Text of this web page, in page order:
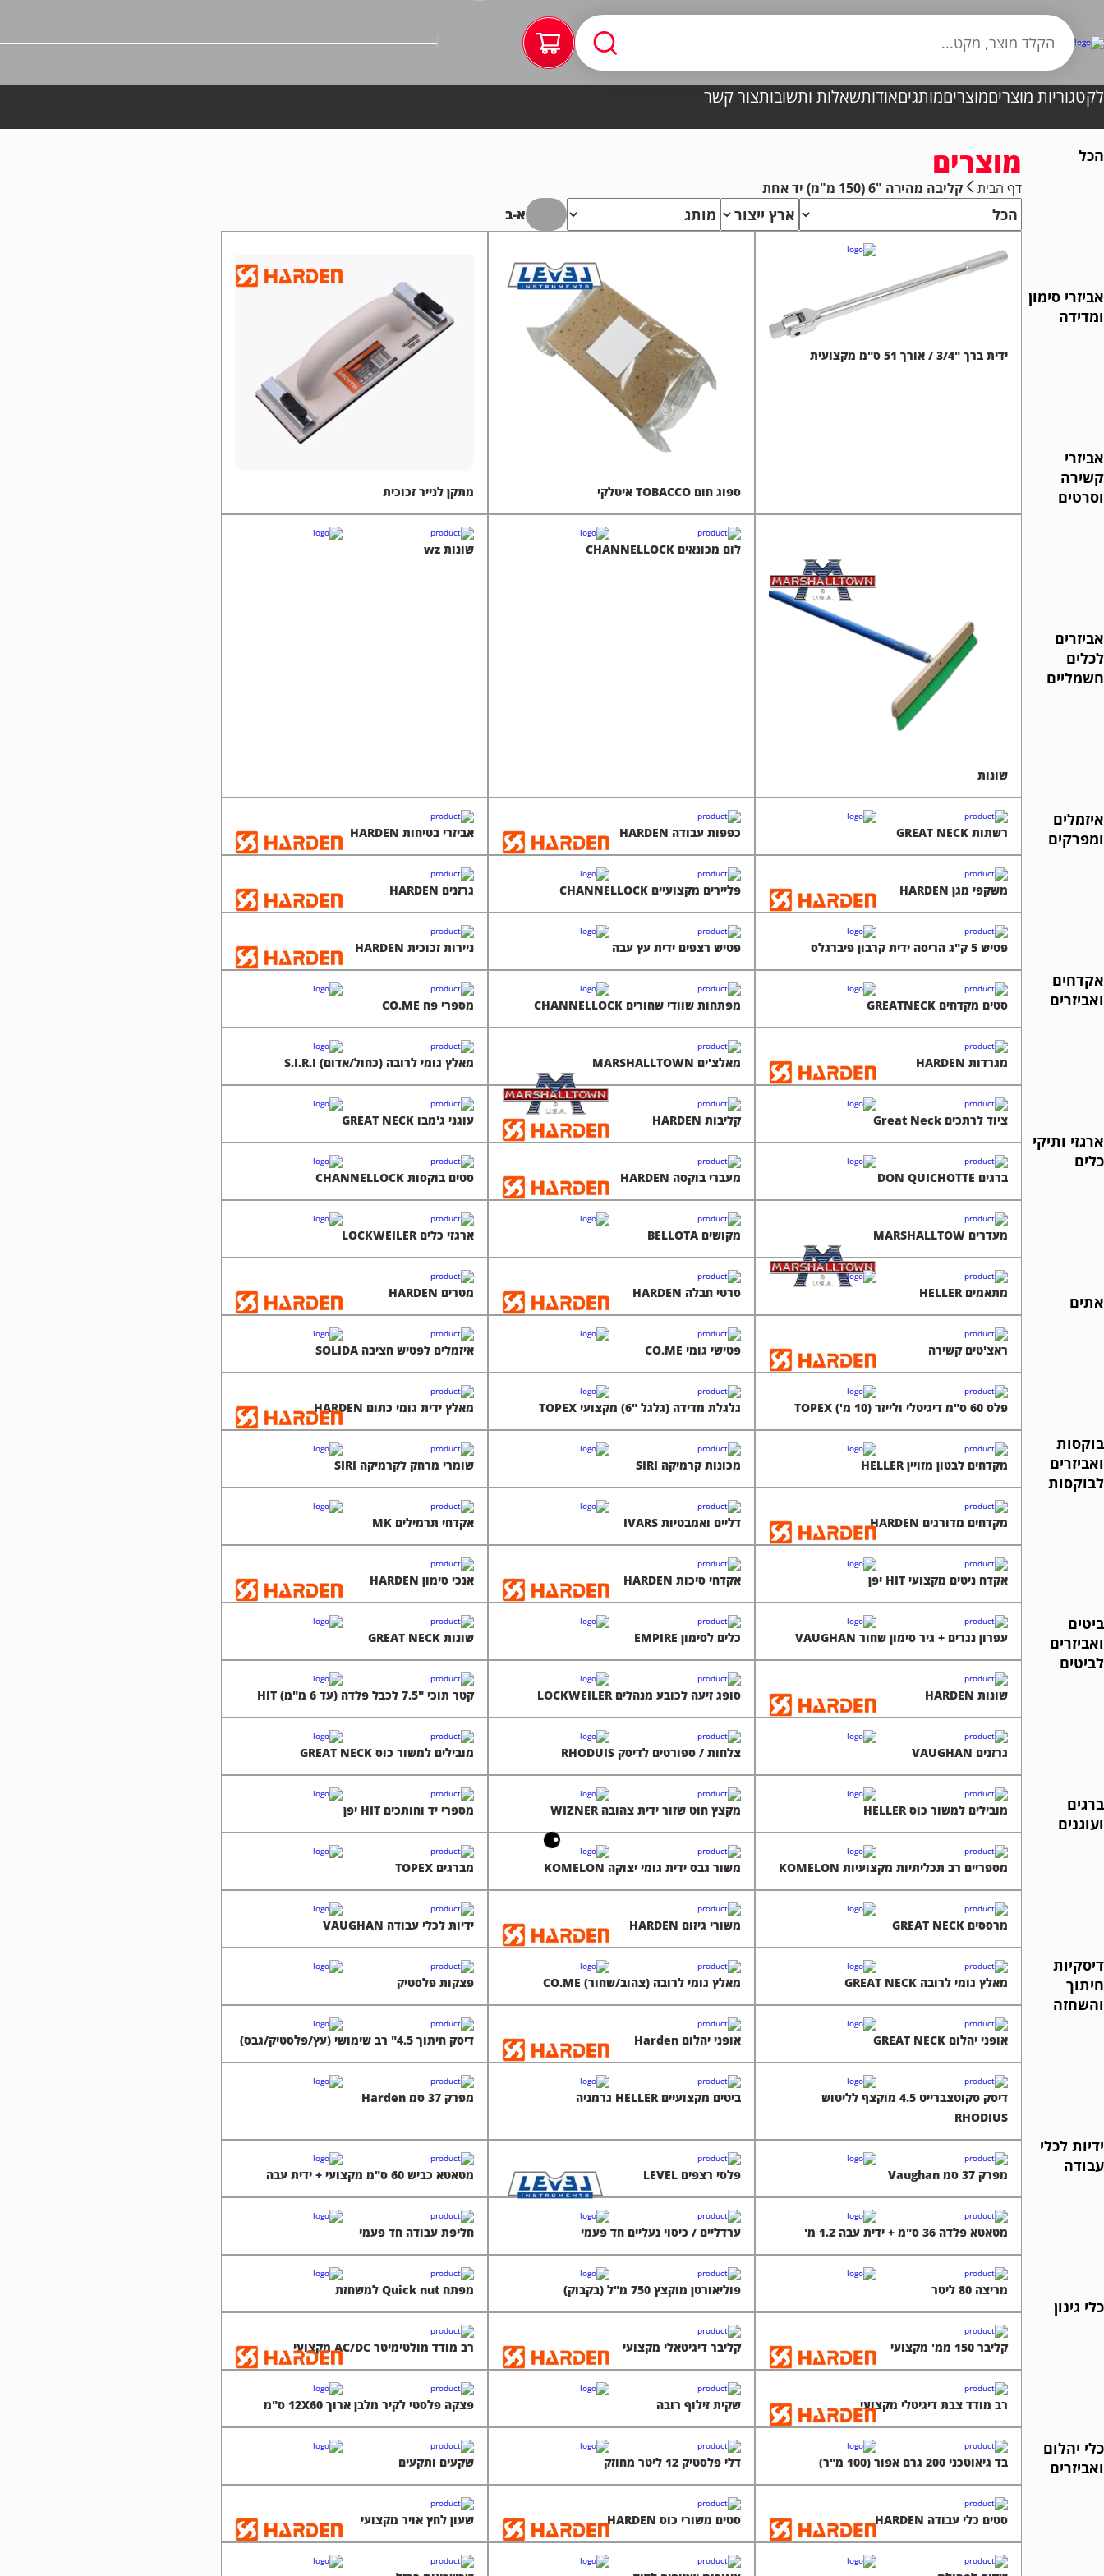
לקטגוריות מוצריםמוצריםמותגיםאודותשאלות ותשובותצור קשר
הכל
אביזרי סימון
ומדידה
אביזרי
קשירה
וסרטים
אביזרים
לכלים
חשמליים
איזמלים
ומפרקים
אקדחים
ואביזרים
ארגזי ותיקי
כלים
אתים
בוקסות
ואביזרים
לבוקסות
ביטים
ואביזרים
לביטים
ברגים
ועוגנים
דיסקיות
חיתוך
והשחזה
ידיות לכלי
עבודה
כלי גינון
כלי יהלום
ואביזרים
מוצרים
דף הבית
קליבה מהירה "6 (150 מ"מ) יד אחת
א-ב
ידית ברך "3/4 / אורך 51 ס"מ מקצועית
ספוג חום TOBACCO איטלקי מתקן לנייר זכוכית
שונות
לום מכונאים CHANNELLOCK שונות wz
רשתות GREAT NECK כפפות עבודה HARDEN אביזרי בטיחות HARDEN
משקפי מגן HARDEN פליירים מקצועיים CHANNELLOCK גרזנים HARDEN
פטיש 5 ק"ג הריסה ידית קרבון פיברגלס פטיש רצפים ידית עץ עבה ניירות זכוכית HARDEN
סטים מקדחים GREATNECK מפתחות שוודי שחורים CHANNELLOCK מספרי פח CO.ME
מגרדות HARDEN מאלצ'ים MARSHALLTOWN מאלץ גומי לרובה (כחול/אדום) S.I.R.I
ציוד לרתכים Great Neck קליבות HARDEN עוגני ג'מבו GREAT NECK
ברגים DON QUICHOTTE מעברי בוקסה HARDEN סטים בוקסות CHANNELLOCK
מעדרים MARSHALLTOW מקושים BELLOTA ארגזי כלים LOCKWEILER
מתאמים HELLER סרטי חבלה HARDEN מטרים HARDEN
ראצ'טים קשירה פטישי גומי CO.ME איזמלים לפטיש חציבה SOLIDA
פלס 60 ס"מ דיגיטלי ולייזר (10 מ') TOPEX גלגלת מדידה (גלגל "6) מקצועי TOPEX מאלץ ידית גומי כתום HARDEN
מקדחים לבטון מזויין HELLER מכונות קרמיקה SIRI שומרי מרחק לקרמיקה SIRI
מקדחים מדורגים HARDEN דליים ואמבטיות IVARS אקדחי תרמילים MK
אקדח ניטים מקצועי HIT יפן אקדחי סיכות HARDEN אנכי סימון HARDEN
עפרון נגרים + גיר סימון שחור VAUGHAN כלים לסימון EMPIRE שונות GREAT NECK
שונות HARDEN סופג זיעה לכובע מנהלים LOCKWEILER קטר תוכי "7.5 לכבל פלדה (עד 6 מ"מ) HIT
גרזנים VAUGHAN צלחות / ספורטים לדיסק RHODUIS מובילים למשור כוס GREAT NECK
מובילים למשור כוס HELLER מקצץ חוט שזור ידית צהובה WIZNER מספרי יד וחותכים HIT יפן
מספריים רב תכליתיות מקצועיות KOMELON משור גבס ידית גומי יצוקה KOMELON מברגים TOPEX
מרססים GREAT NECK משורי גיזום HARDEN ידיות לכלי עבודה VAUGHAN
מאלץ גומי לרובה GREAT NECK מאלץ גומי לרובה (צהוב/שחור) CO.ME פצקות פלסטיק
אופני יהלום GREAT NECK אופני יהלום Harden דיסק חיתוך 4.5" רב שימושי (עץ/פלסטיק/גבס)
דיסק סקוטצברייט 4.5 מוקצף לליטוש
RHODIUS
ביטים מקצועיים HELLER גרמניה מפרק 37 סמ Harden
מפרק 37 סמ Vaughan פלסי רצפים LEVEL מטאטא כביש 60 ס"מ מקצועי + ידית עבה
מטאטא פלדה 36 ס"מ + ידית עבה 1.2 מ' ערדליים / כיסוי נעליים חד פעמי חליפת עבודה חד פעמי
מריצה 80 ליטר פוליאורטן מוקצץ 750 מ"ל (בקבוק) מפתח Quick nut למשחזת
קליבר 150 ממ' מקצועי קליבר דיגיטאלי מקצועי רב מודד מולטימיטר AC/DC מקצועי
רב מודד צבת דיגיטלי מקצועי שקית זילוף רובה פצקה פלסטי לקיר מלבן ארוך 12X60 ס"מ
בד גיאוטכני 200 גרם אפור (100 מ"ר) דלי פלסטיק 12 ליטר מחוזק שקעים ותקעים
סטים כלי עבודה HARDEN סטים משורי כוס HARDEN שעון לחץ אויר מקצועי